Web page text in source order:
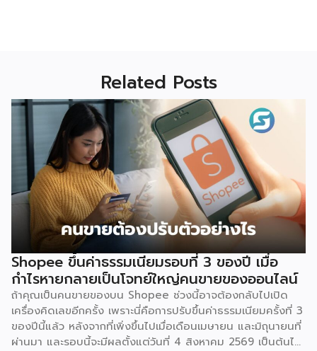
Related Posts
Shopee ขึ้นค่าธรรมเนียมรอบที่ 3 ของปี เมื่อ
กำไรหายกลายเป็นโจทย์ใหญ่คนขายของออนไลน์
ถ้าคุณเป็นคนขายของบน Shopee ช่วงนี้อาจต้องกลับไปเปิด
เครื่องคิดเลขอีกครั้ง เพราะนี่คือการปรับขึ้นค่าธรรมเนียมครั้งที่ 3
ของปีนี้แล้ว หลังจากที่เพิ่งขึ้นไปเมื่อเดือนเมษายน และมิถุนายนที่
ผ่านมา และรอบนี้จะมีผลตั้งแต่วันที่ 4 สิงหาคม 2569 เป็นต้นไป